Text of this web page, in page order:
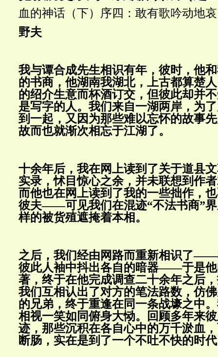
血的神话（下） 序四：敢有歌吟动地
野夫
我与谭合成先生相识有年，彼时，他
的书商，他湖南我湖北，上古都算楚
的绍介生意而杯酒订交，但彼此却并
是写字的人。我们来自一湖两岸，为
到一起，又因为那些难以忘怀的故事
故而也就渐次相忘于江湖了。
十余年后，我在网上读到了关于道县
实录，怵目惊心之余，并未联想到作
而他也在网上读到了我的一些拙作，
彼夫——可见我们在混迹“不法书商”
样的被货殖遮掩着本相。
之后，我们经由网路而重新相识了
彼此人袖中抖出各自的暗器——于是
著，终于在他完成调查二十余年之后
我们互相认出了对方的笔法路数，仿
的兄弟，终于重逢在同一条战壕之中
相视一笑如同俯身大恸。回顾多年来
迹，那些沉积在各自心中的万千淤血
断肠，实在是到了一个不吐不快的时